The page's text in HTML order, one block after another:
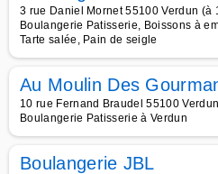
3 rue Daniel Mornet 55100 Verdun (à
Boulangerie Patisserie, Boissons à
Tarte salée, Pain de seigle
Au Moulin Des
10 rue Fernand Braudel 55100
Boulangerie Patisserie à Verdun
Boulangerie JBL